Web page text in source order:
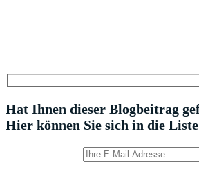
Hat Ihnen dieser Blogbeitrag
Hier können Sie sich in die